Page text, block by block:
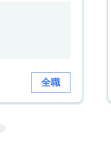
全職